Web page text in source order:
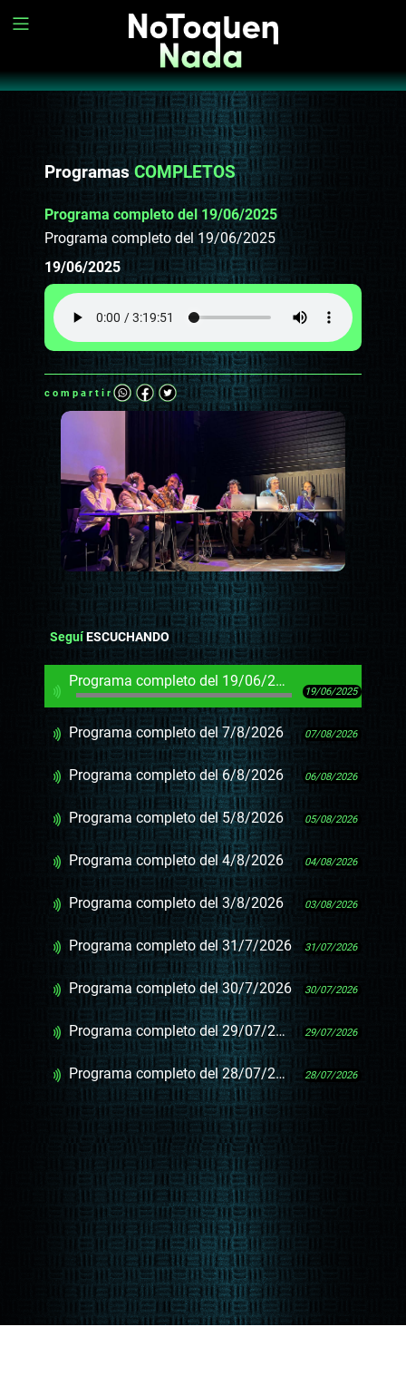
ProgramasCOMPLETOS
Programa completo del 19/06/2025
Programa completo del 19/06/2025
19/06/2025
compartir
SeguíESCUCHANDO
Programa completo del 19/06/2025
19/06/2025
Programa completo del 7/8/2026 07/08/2026
Programa completo del 6/8/2026 06/08/2026
Programa completo del 5/8/2026 05/08/2026
Programa completo del 4/8/2026 04/08/2026
Programa completo del 3/8/2026 03/08/2026
Programa completo del 31/7/2026 31/07/2026
Programa completo del 30/7/2026 30/07/2026
Programa completo del 29/07/2026 29/07/2026
Programa completo del 28/07/2026 28/07/2026